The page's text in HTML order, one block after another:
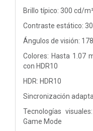
Brillo típico: 300 cd/
Contraste estático:
Ángulos de visión:
Colores: Hasta 1.07
con HDR10
HDR: HDR10
Sincronización
Tecnologías
Game Mode